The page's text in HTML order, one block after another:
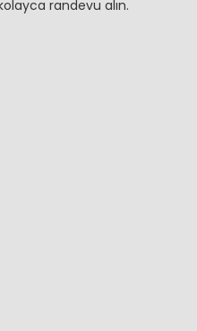
randevu alın.